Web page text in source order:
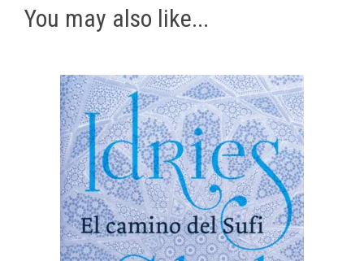
You may also like...